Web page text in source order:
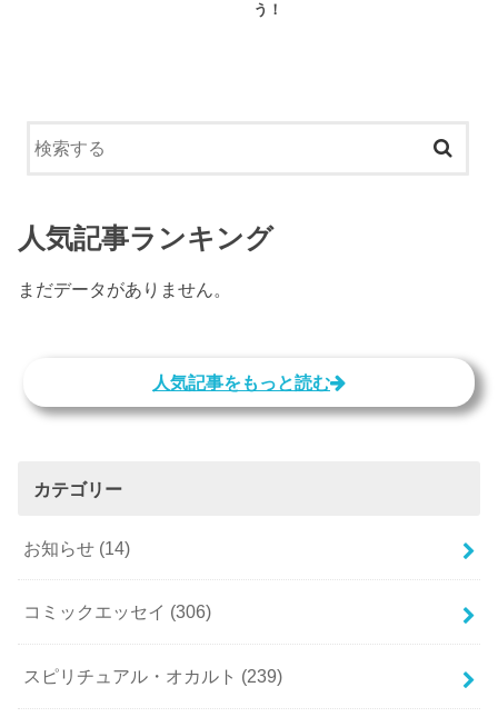
う！
人気記事ランキング
まだデータがありません。
人気記事をもっと読む
カテゴリー
お知らせ (14)
コミックエッセイ (306)
スピリチュアル・オカルト (239)